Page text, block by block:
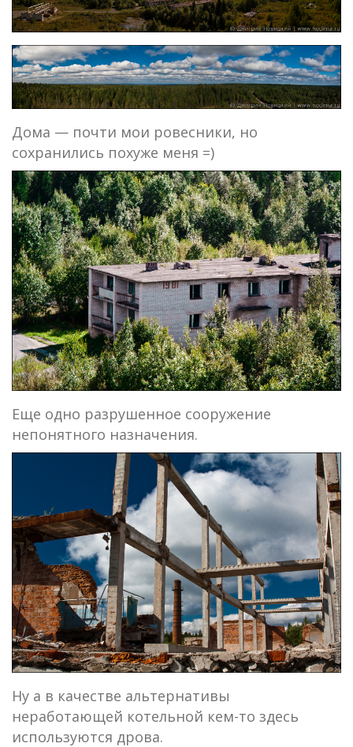
Дома — почти мои ровесники, но
сохранились похуже меня =)
Еще одно разрушенное сооружение
непонятного назначения.
Ну а в качестве альтернативы
неработающей котельной кем-то здесь
используются дрова.